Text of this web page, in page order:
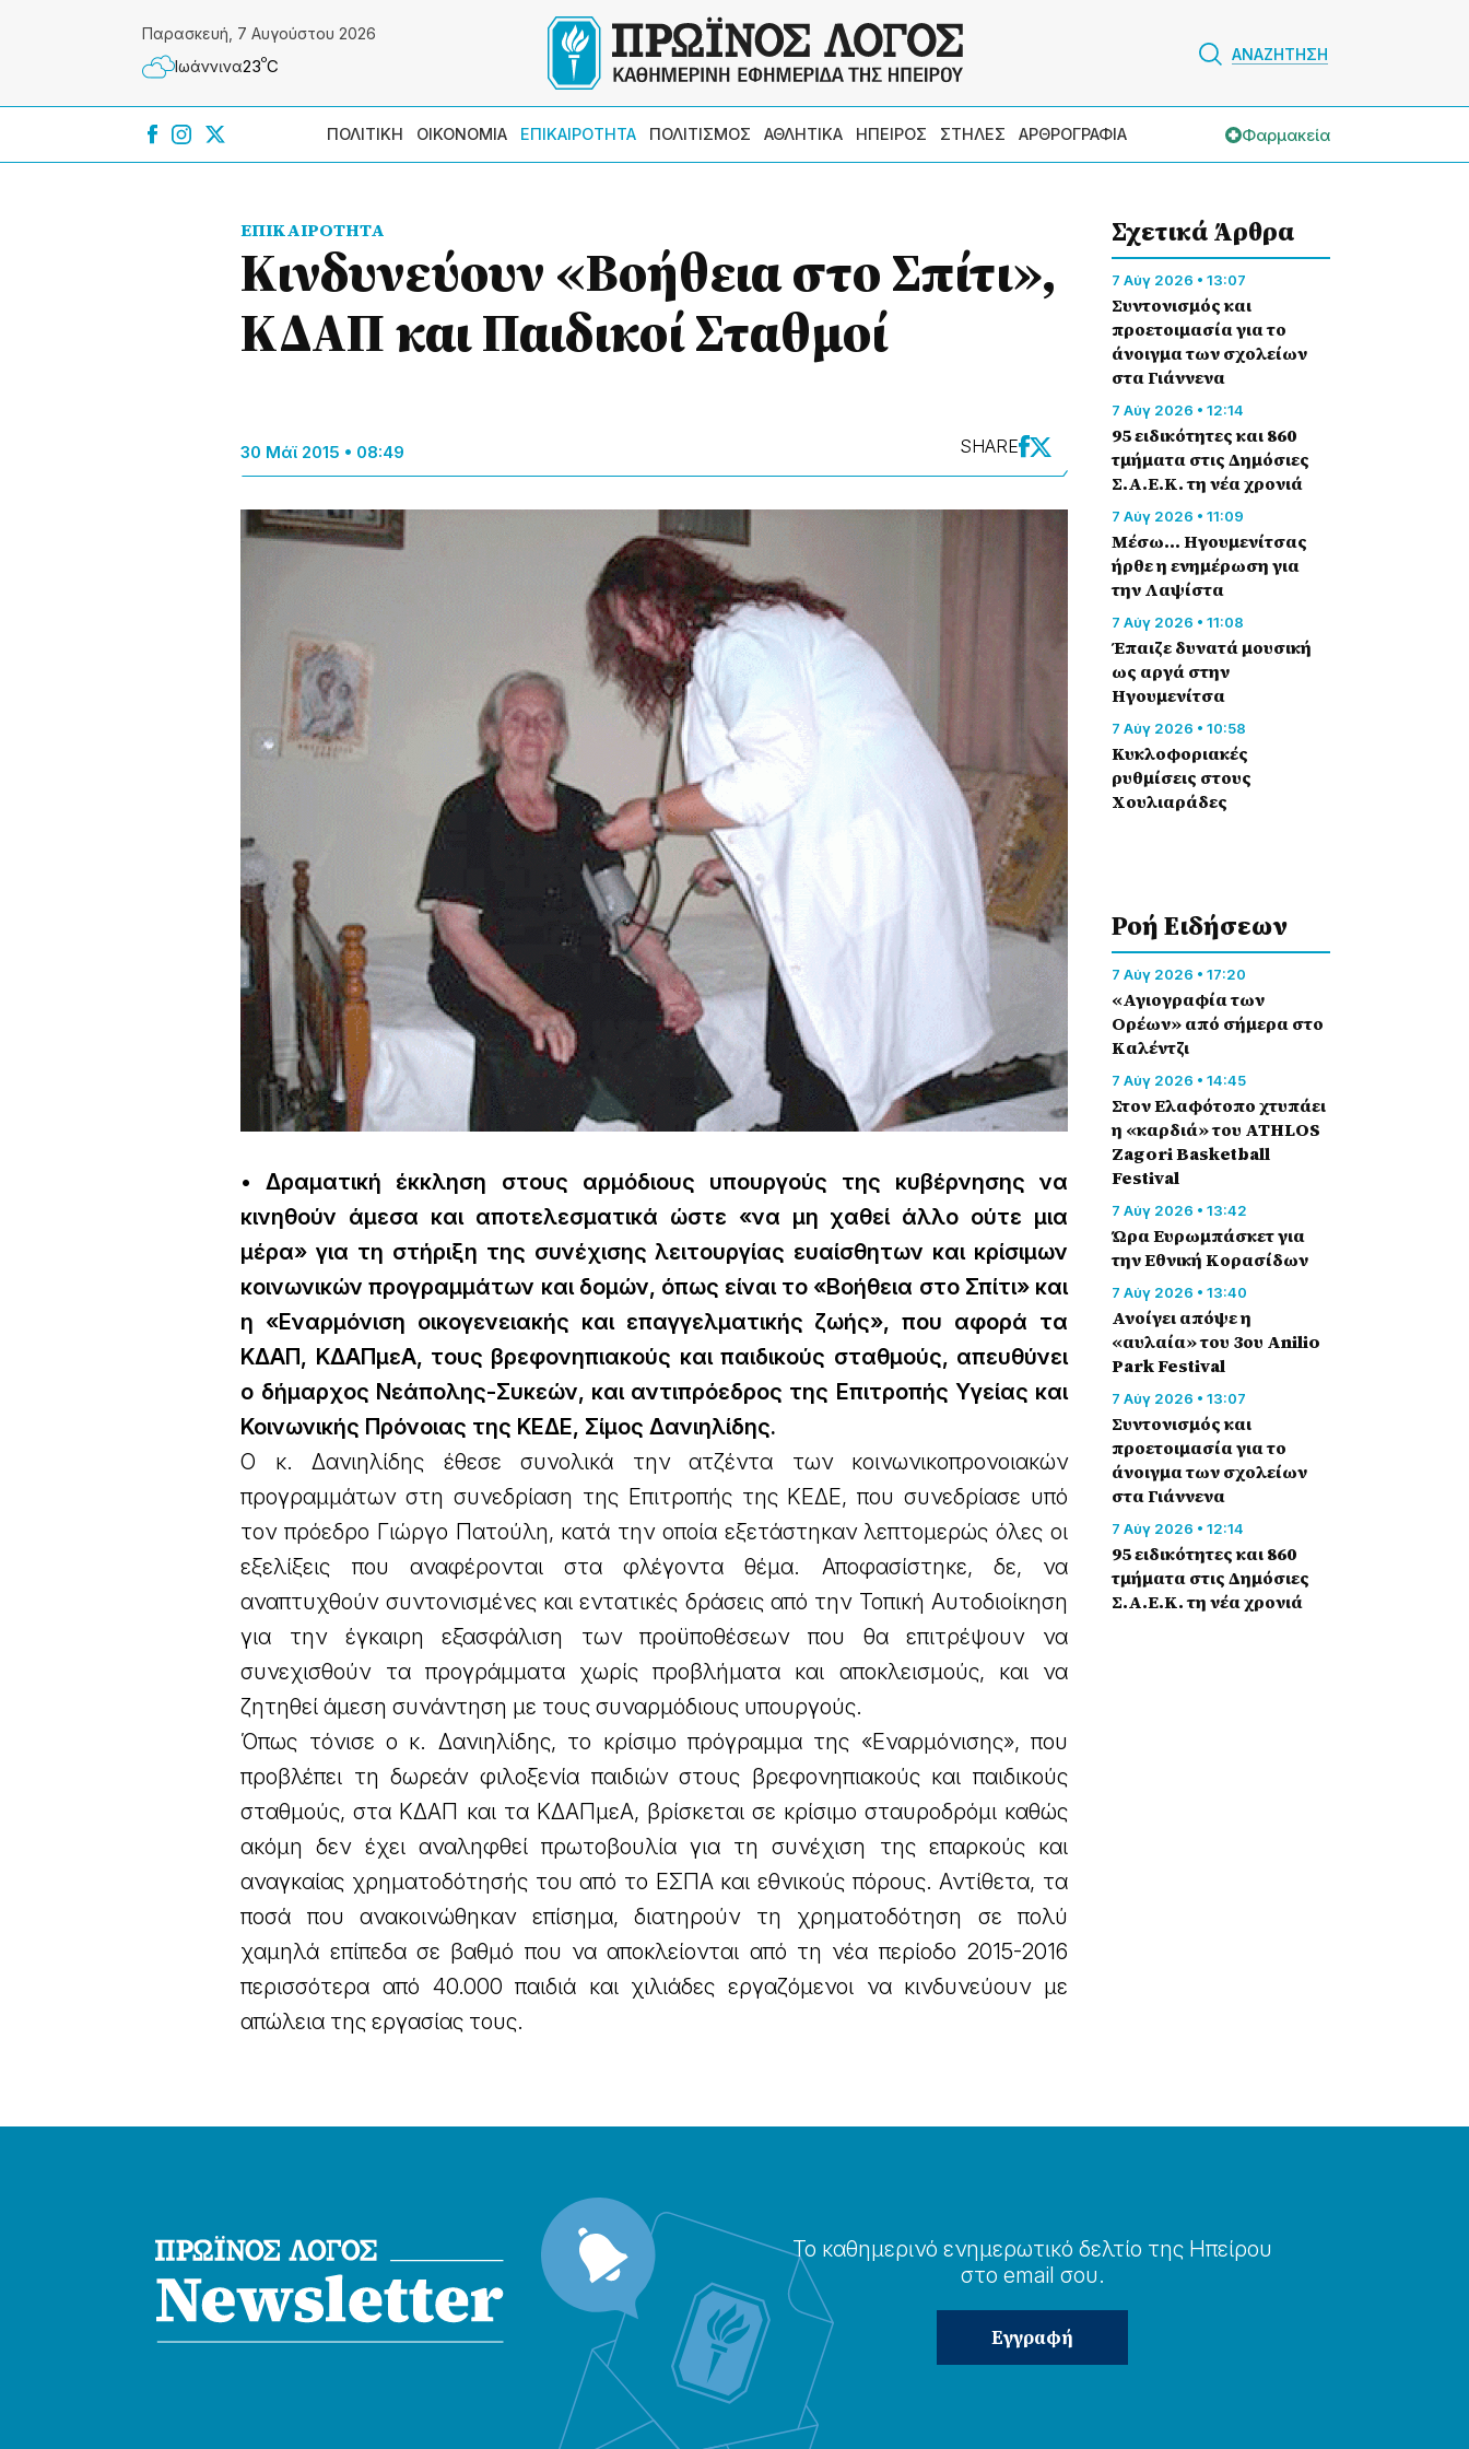
Παρασκευή, 7 Αυγούστου 2026
Ιωάννɩνα23ºC
ΑΝΑΖΗΤΗΣΗ
ΠΟΛΙΤΙΚΗ ΟΙΚΟΝΟΜΙΑ ΕΠΙΚΑΙΡΟΤΗΤΑ ΠΟΛΙΤΙΣΜΟΣ ΑΘΛΗΤΙΚΑ ΗΠΕΙΡΟΣ ΣΤΗΛΕΣ ΑΡΘΡΟΓΡΑΦΙΑ Φαρμακεία
ΕΠΙΚΑΙΡΟΤΗΤΑ
Κινδυνεύουν «Βοήθεια στο Σπίτι»,
ΚΔΑΠ και Παιδικοί Σταθμοί
30 Μάϊ 2015 • 08:49 SHARE
• Δραματική έκκληση στους αρμόδιους υπουργούς της κυβέρνησης να
κινηθούν άμεσα και αποτελεσματικά ώστε «να μη χαθεί άλλο ούτε μια
μέρα» για τη στήριξη της συνέχισης λειτουργίας ευαίσθητων και κρίσιμων
κοινωνικών προγραμμάτων και δομών, όπως είναι το «Βοήθεια στο Σπίτι» και
η «Εναρμόνιση οικογενειακής και επαγγελματικής ζωής», που αφορά τα
ΚΔΑΠ, ΚΔΑΠμεΑ, τους βρεφονηπιακούς και παιδικούς σταθμούς, απευθύνει
ο δήμαρχος Νεάπολης-Συκεών, και αντιπρόεδρος της Επιτροπής Υγείας και
Κοινωνικής Πρόνοιας της ΚΕΔΕ, Σίμος Δανιηλίδης.
Ο κ. Δανιηλίδης έθεσε συνολικά την ατζέντα των κοινωνικοπρονοιακών
προγραμμάτων στη συνεδρίαση της Επιτροπής της ΚΕΔΕ, που συνεδρίασε υπό
τον πρόεδρο Γιώργο Πατούλη, κατά την οποία εξετάστηκαν λεπτομερώς όλες οι
εξελίξεις που αναφέρονται στα φλέγοντα θέμα. Αποφασίστηκε, δε, να
αναπτυχθούν συντονισμένες και εντατικές δράσεις από την Τοπική Αυτοδιοίκηση
για την έγκαιρη εξασφάλιση των προϋποθέσεων που θα επιτρέψουν να
συνεχισθούν τα προγράμματα χωρίς προβλήματα και αποκλεισμούς, και να
ζητηθεί άμεση συνάντηση με τους συναρμόδιους υπουργούς.
Όπως τόνισε ο κ. Δανιηλίδης, το κρίσιμο πρόγραμμα της «Εναρμόνισης», που
προβλέπει τη δωρεάν φιλοξενία παιδιών στους βρεφονηπιακούς και παιδικούς
σταθμούς, στα ΚΔΑΠ και τα ΚΔΑΠμεΑ, βρίσκεται σε κρίσιμο σταυροδρόμι καθώς
ακόμη δεν έχει αναληφθεί πρωτοβουλία για τη συνέχιση της επαρκούς και
αναγκαίας χρηματοδότησής του από το ΕΣΠΑ και εθνικούς πόρους. Αντίθετα, τα
ποσά που ανακοινώθηκαν επίσημα, διατηρούν τη χρηματοδότηση σε πολύ
χαμηλά επίπεδα σε βαθμό που να αποκλείονται από τη νέα περίοδο 2015-2016
περισσότερα από 40.000 παιδιά και χιλιάδες εργαζόμενοι να κινδυνεύουν με
απώλεια της εργασίας τους.
Σχετικά Άρθρα
7 Αύγ 2026 • 13:07
Συντονισμός και
προετοιμασία για το
άνοιγμα των σχολείων
στα Γιάννενα
7 Αύγ 2026 • 12:14
95 ειδικότητες και 860
τμήματα στις Δημόσιες
Σ.Α.Ε.Κ. τη νέα χρονιά
7 Αύγ 2026 • 11:09
Μέσω… Ηγουμενίτσας
ήρθε η ενημέρωση για
την Λαψίστα
7 Αύγ 2026 • 11:08
Έπαιζε δυνατά μουσική
ως αργά στην
Ηγουμενίτσα
7 Αύγ 2026 • 10:58
Κυκλοφοριακές
ρυθμίσεις στους
Χουλιαράδες
Ροή Eιδήσεων
7 Αύγ 2026 • 17:20
«Αγιογραφία των
Ορέων» από σήμερα στο
Καλέντζι
7 Αύγ 2026 • 14:45
Στον Ελαφότοπο χτυπάει
η «καρδιά» του ATHLOS
Zagori Basketball
Festival
7 Αύγ 2026 • 13:42
Ώρα Ευρωμπάσκετ για
την Εθνική Κορασίδων
7 Αύγ 2026 • 13:40
Ανοίγει απόψε η
«αυλαία» του 3ου Anilio
Park Festival
7 Αύγ 2026 • 13:07
Συντονισμός και
προετοιμασία για το
άνοιγμα των σχολείων
στα Γιάννενα
7 Αύγ 2026 • 12:14
95 ειδικότητες και 860
τμήματα στις Δημόσιες
Σ.Α.Ε.Κ. τη νέα χρονιά
Το καθημερɩνό ενημερωτɩκό δελτίο της Ηπείρου
στο email σου.